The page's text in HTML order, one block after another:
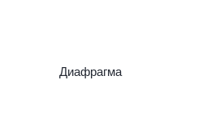
Диафрагма